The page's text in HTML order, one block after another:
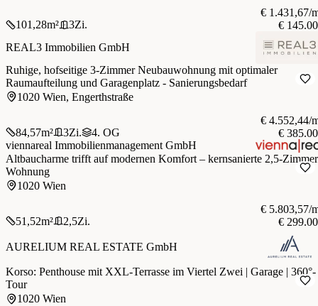
101,28m² 3Zi.
€ 1.431,67/
€
REAL3 Immobilien GmbH
Ruhige, hofseitige 3-Zimmer Neubauwohnung mit optimaler
Raumaufteilung und Garagenplatz - Sanierungsbedarf
1020 Wien, Engerthstraße
84,57m² 3Zi. 4. OG
€ 4.552,44/
€
viennareal Immobilienmanagement GmbH
Altbaucharme trifft auf modernen Komfort – kernsanierte 2,5-
Wohnung
1020 Wien
51,52m² 2,5Zi.
€ 5.803,57/
€
AURELIUM REAL ESTATE GmbH
Korso: Penthouse mit XXL-Terrasse im Viertel Zwei | Garage | 360°-
Tour
1020 Wien